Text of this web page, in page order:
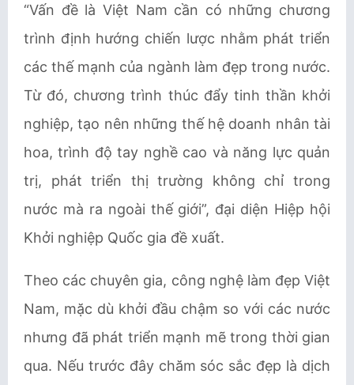
“Vấn đề là Việt Nam cần có những chương
trình định hướng chiến lược nhằm phát triển
các thế mạnh của ngành làm đẹp trong nước.
Từ đó, chương trình thúc đẩy tinh thần khởi
nghiệp, tạo nên những thế hệ doanh nhân tài
hoa, trình độ tay nghề cao và năng lực quản
trị, phát triển thị trường không chỉ trong
nước mà ra ngoài thế giới”, đại diện Hiệp hội
Khởi nghiệp Quốc gia đề xuất.
Theo các chuyên gia, công nghệ làm đẹp Việt
Nam, mặc dù khởi đầu chậm so với các nước
nhưng đã phát triển mạnh mẽ trong thời gian
qua. Nếu trước đây chăm sóc sắc đẹp là dịch